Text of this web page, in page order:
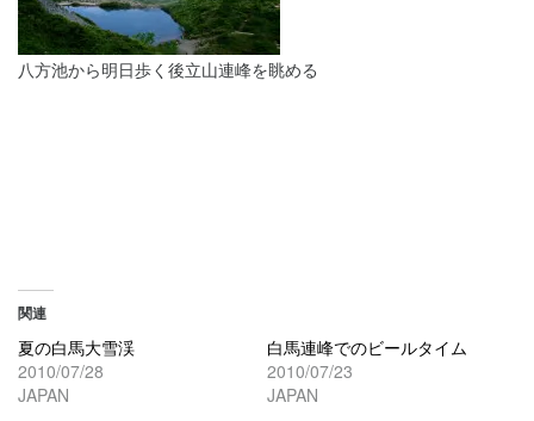
八方池から明日歩く後立山連峰を眺める
関連
夏の白馬大雪渓
2010/07/28
JAPAN
白馬連峰でのビールタイム
2010/07/23
JAPAN